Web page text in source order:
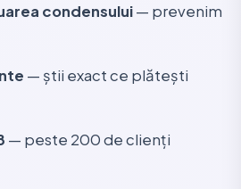
condensului— prevenim
— știi exact ce plătești
— peste 200 de clienți